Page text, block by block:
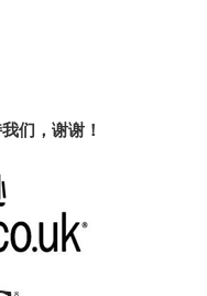
们，谢谢！